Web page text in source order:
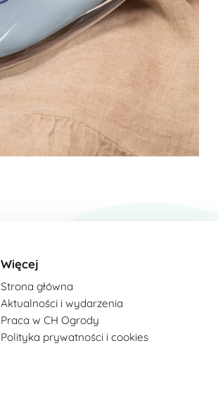
Więcej
Strona główna
Aktualności i wydarzenia
Praca w CH Ogrody
Polityka prywatności i cookies